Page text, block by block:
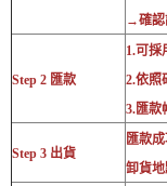
→確認
Step 2 匯款
1.可採
2.依照
3.匯款
Step 3 出貨
匯款
卸貨